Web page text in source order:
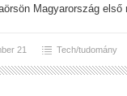
Magyarország
21 Tech/tudomány